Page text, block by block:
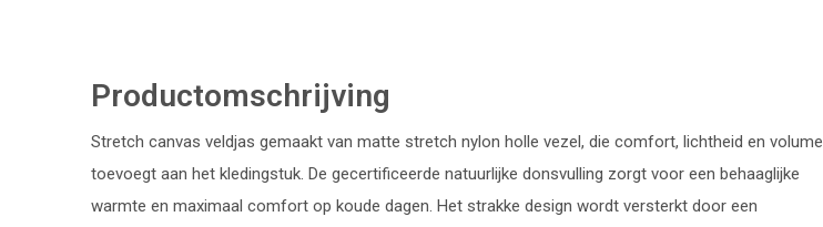
Productomschrijving
Stretch canvas veldjas gemaakt van matte stretch nylon holle vezel, die comfort, lichtheid en volume
toevoegt aan het kledingstuk. De gecertificeerde natuurlijke donsvulling zorgt voor een behaaglijke
warmte en maximaal comfort op koude dagen. Het strakke design wordt versterkt door een